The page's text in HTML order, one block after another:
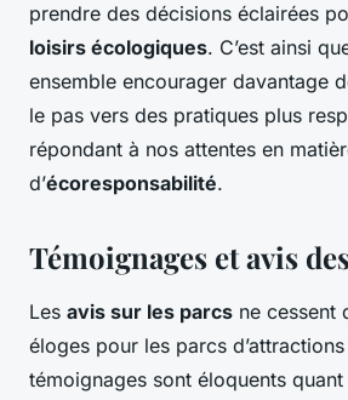
prendre des décisions éclairées
loisirs écologiques. C’est ainsi
ensemble encourager davantage
le pas vers des pratiques plus
répondant à nos attentes en
d’écoresponsabilité.
Témoignages et avis
Les avis sur les parcs ne cessent
éloges pour les parcs
témoignages sont éloquents